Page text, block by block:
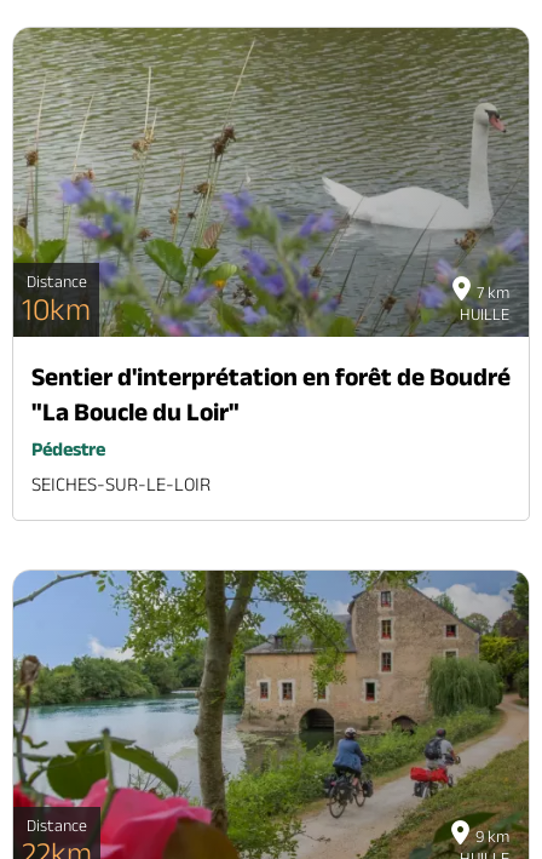
7 km
HUILLE
Distance
10km
Sentier d'interprétation en forêt de Boudré
"La Boucle du Loir"
Pédestre
SEICHES-SUR-LE-LOIR
9 km
Distance